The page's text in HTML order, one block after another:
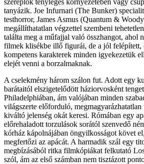
tanyázik. Joe Infurnari (The Bunker)
testhorror, James Asmus (Quantum &
megállíthatatlan végzettel szembeni
találta meg a műfajjal való összhangot, ahol
filmek klisékbe illő figurái, de a jól felépített,
kompetens karakterek minden igyekezetük
elejét venni a borzalmaknak.
A cselekmény három szálon fut. Adott egy
barátaitól elszigetelődött háziorvosként
Philadelphiában, ám valójában minden
világszerte előforduló, megmagyarázhatatlan
kiváltó jelenség okát keresi. Rómában egy
előrehaladott torzulások sorától szenvedő
kórház kápolnájában öngyilkosságot követ
megfertőzi az apácát. A harmadik szál egy
megbízásából ritka filmkópiákat felkutató
szól, ám az első számban nem tisztázott